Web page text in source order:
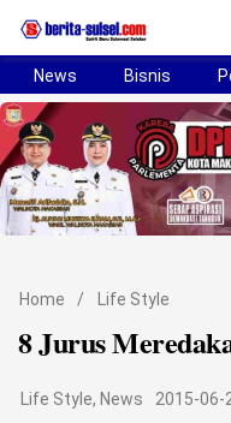
Home
News
Politik
Bisnis
News Bisnis
Home / Life Style
8 Jurus
Life Style, News
2015-06-